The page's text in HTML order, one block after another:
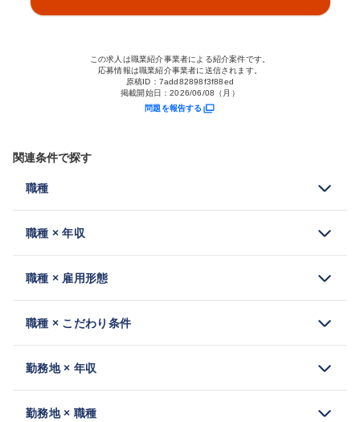
この求人は職業紹介事業者による紹介案件です。
応募情報は職業紹介事業者に送信されます。
原稿ID： 7add82898f3f88ed
掲載開始日：2026/06/08（月）
問題を報告する
関連条件で探す
職種
職種 × 年収
職種 × 雇用形態
職種 × こだわり条件
勤務地 × 年収
勤務地 × 職種